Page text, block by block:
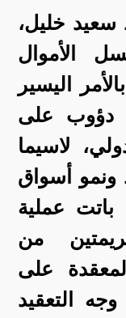
خليل،
الأموال
اليسير
دؤوب على
لاسيما
ونمو أسواق
باتت عملية
من
على
التعقيد